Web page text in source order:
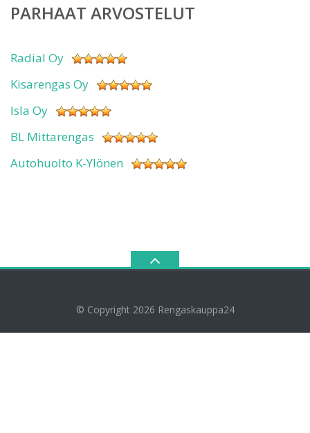
PARHAAT ARVOSTELUT
Radial Oy
Kisarengas Oy
Isla Oy
BL Mittarengas
Autohuolto K-Ylönen
© Copyright 2026 Rengaskauppa24